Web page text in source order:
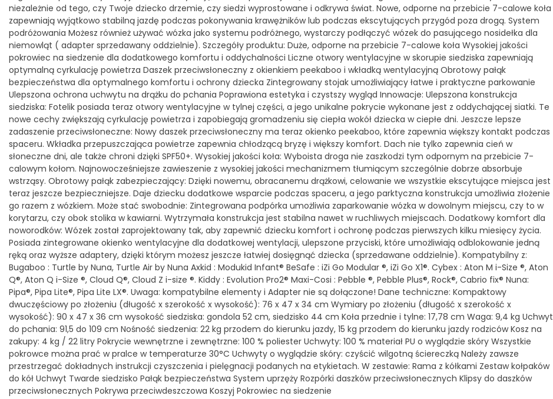
niezależnie od tego, czy Twoje dziecko drzemie, czy siedzi wyprostowane i odkrywa świat. Nowe, odporne na przebicie 7-calowe koła
zapewniają wyjątkowo stabilną jazdę podczas pokonywania krawężników lub podczas ekscytujących przygód poza drogą. System
podróżowania Możesz również używać wózka jako systemu podróżnego, wystarczy podłączyć wózek do pasującego nosidełka dla
niemowląt ( adapter sprzedawany oddzielnie). Szczegóły produktu: Duże, odporne na przebicie 7-calowe koła Wysokiej jakości
pokrowiec na siedzenie dla dodatkowego komfortu i oddychalności Liczne otwory wentylacyjne w skorupie siedziska zapewniają
optymalną cyrkulację powietrza Daszek przeciwsłoneczny z okienkiem peekaboo i wkładką wentylacyjną Obrotowy pałąk
bezpieczeństwa dla optymalnego komfortu i ochrony dziecka Zintegrowany stojak umożliwiający łatwe i praktyczne parkowanie
Ulepszona ochrona uchwytu na drążku do pchania Poprawiona estetyka i czystszy wygląd Innowacje: Ulepszona konstrukcja
siedziska: Fotelik posiada teraz otwory wentylacyjne w tylnej części, a jego unikalne pokrycie wykonane jest z oddychającej siatki. Te
nowe cechy zwiększają cyrkulację powietrza i zapobiegają gromadzeniu się ciepła wokół dziecka w ciepłe dni. Jeszcze lepsze
zadaszenie przeciwsłoneczne: Nowy daszek przeciwsłoneczny ma teraz okienko peekaboo, które zapewnia większy kontakt podczas
spaceru. Wkładka przepuszczająca powietrze zapewnia chłodzącą bryzę i większy komfort. Dach nie tylko zapewnia cień w
słoneczne dni, ale także chroni dzięki SPF50+. Wysokiej jakości koła: Wyboista droga nie zaszkodzi tym odpornym na przebicie 7-
calowym kołom. Najnowocześniejsze zawieszenie z wysokiej jakości mechanizmem tłumiącym szczególnie dobrze absorbuje
wstrząsy. Obrotowy pałąk zabezpieczający: Dzięki nowemu, obracanemu drążkowi, celowanie we wszystkie ekscytujące miejsca jest
teraz jeszcze bezpieczniejsze. Daje dziecku dodatkowe wsparcie podczas spaceru, a jego parktyczna konstrukcja umożliwia złożenie
go razem z wózkiem. Może stać swobodnie: Zintegrowana podpórka umożliwia zaparkowanie wózka w dowolnym miejscu, czy to w
korytarzu, czy obok stolika w kawiarni. Wytrzymała konstrukcja jest stabilna nawet w ruchliwych miejscach. Dodatkowy komfort dla
noworodków: Wózek został zaprojektowany tak, aby zapewnić dziecku komfort i ochronę podczas pierwszych kilku miesięcy życia.
Posiada zintegrowane okienko wentylacyjne dla dodatkowej wentylacji, ulepszone przyciski, które umożliwiają odblokowanie jedną
ręką oraz wyższe adaptery, dzięki którym możesz jeszcze łatwiej dosięgnąć dziecka (sprzedawane oddzielnie). Kompatybilny z:
Bugaboo : Turtle by Nuna, Turtle Air by Nuna Axkid : Modukid Infant® BeSafe : iZi Go Modular ®, iZi Go X1®. Cybex : Aton M i-Size ®, Aton
Q®, Aton Q i-Size ®, Cloud Q®, Cloud Z i-size ®. Kiddy : Evolution Pro2® Maxi-Cosi : Pebble ®, Pebble Plus®, Rock®, Cabrio fix® Nuna:
Pipa®, Pipa Lite®, Pipa Lite LX®. Uwaga: kompatybilne elementy i Adapter nie są dołączone! Dane techniczne: Kompaktowy
dwuczęściowy po złożeniu (długość x szerokość x wysokość): 76 x 47 x 34 cm Wymiary po złożeniu (długość x szerokość x
wysokość): 90 x 47 x 36 cm wysokość siedziska: gondola 52 cm, siedzisko 44 cm Koła przednie i tylne: 17,78 cm Waga: 9,4 kg Uchwyt
do pchania: 91,5 do 109 cm Nośność siedzenia: 22 kg przodem do kierunku jazdy, 15 kg przodem do kierunku jazdy rodziców Kosz na
zakupy: 4 kg / 22 litry Pokrycie wewnętrzne i zewnętrzne: 100 % poliester Uchwyty: 100 % materiał PU o wyglądzie skóry Wszystkie
pokrowce można prać w pralce w temperaturze 30°C Uchwyty o wyglądzie skóry: czyścić wilgotną ściereczką Należy zawsze
przestrzegać dokładnych instrukcji czyszczenia i pielęgnacji podanych na etykietach. W zestawie: Rama z kółkami Zestaw kołpaków
do kół Uchwyt Twarde siedzisko Pałąk bezpieczeństwa System uprzęży Rozpórki daszków przeciwsłonecznych Klipsy do daszków
przeciwsłonecznych Pokrywa przeciwdeszczowa Koszyj Pokrowiec na siedzenie